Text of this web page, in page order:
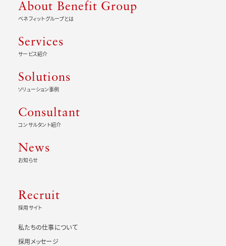
About Benefit Group
ベネフィットグループとは
Services
サービス紹介
Solutions
ソリューション事例
Consultant
コンサルタント紹介
News
お知らせ
Recruit
採用サイト
私たちの仕事について
採用メッセージ